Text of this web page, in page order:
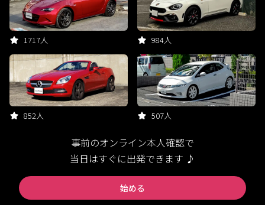
1717人 984人
852人 507人
事前のオンライン本人確認で
当日はすぐに出発できます ♪
始める